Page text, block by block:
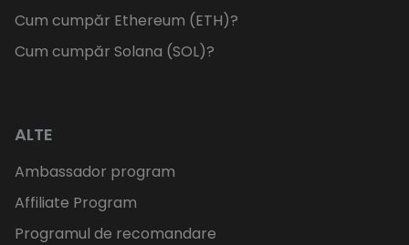
Cum cumpăr Ethereum (ETH)?
Cum cumpăr Solana (SOL)?
ALTE
Ambassador program
Affiliate Program
Programul de recomandare